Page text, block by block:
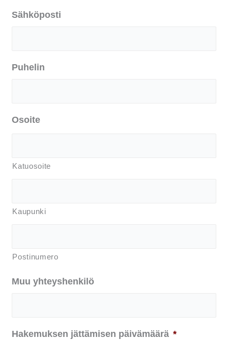
Sähköposti
Puhelin
Osoite
Katuosoite
Kaupunki
Postinumero
Muu yhteyshenkilö
Hakemuksen jättämisen päivämäärä *